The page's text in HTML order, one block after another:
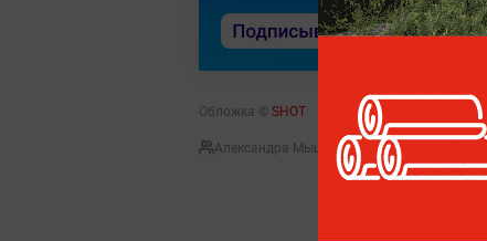
Обложка © SHOT
Александра Мышляева